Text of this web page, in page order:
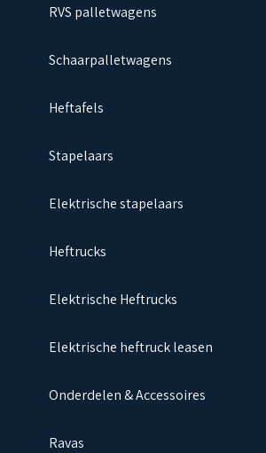
RVS palletwagens
Schaarpalletwagens
Heftafels
Stapelaars
Elektrische stapelaars
Heftrucks
Elektrische Heftrucks
Elektrische heftruck leasen
Onderdelen & Accessoires
Ravas